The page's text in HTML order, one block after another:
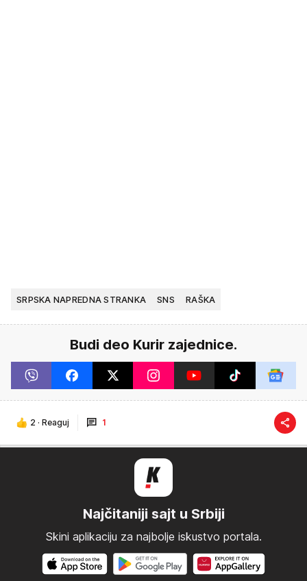
SRPSKA NAPREDNA STRANKA SNS RAŠKA
Budi deo Kurir zajednice.
2 · Reaguj 1
Najčitaniji sajt u Srbiji
Skini aplikaciju za najbolje iskustvo portala.